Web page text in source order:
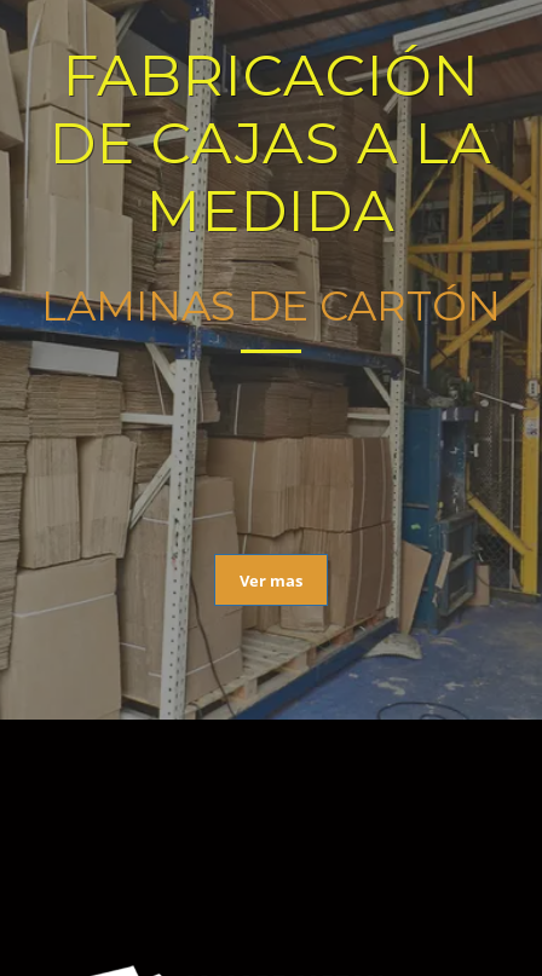
FABRICACIÓN
DE CAJAS A LA
MEDIDA
LAMINAS DE CARTÓN
Ver mas